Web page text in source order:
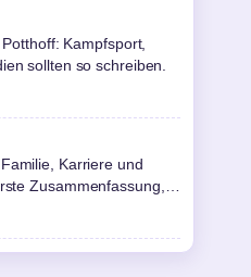
Kampfsport,
sollten so schreiben.
Karriere und
Zusammenfassung,